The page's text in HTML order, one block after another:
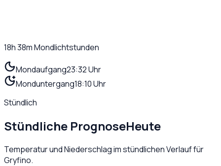
18h 38mMondlichtstunden
Mondaufgang23:32 Uhr
Monduntergang18:10 Uhr
Stündlich
Stündliche PrognoseHeute
Temperatur und Niederschlag im stündlichen Verlauf für
Gryfino.